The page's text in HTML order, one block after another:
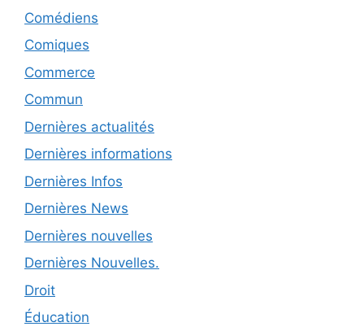
Comédiens
Comiques
Commerce
Commun
Dernières actualités
Dernières informations
Dernières Infos
Dernières News
Dernières nouvelles
Dernières Nouvelles.
Droit
Éducation